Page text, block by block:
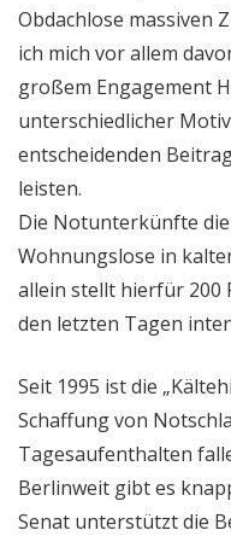
Obdachlose massiven
ich mich vor allem
großem Engagement
unterschiedlicher
entscheidenden
leisten.
Die Notunterkünfte
Wohnungslose in
allein stellt hierfür 200
den letzten Tagen
Seit 1995 ist die
Schaffung von
Tagesaufenthalten
Berlinweit gibt es
Senat unterstützt die